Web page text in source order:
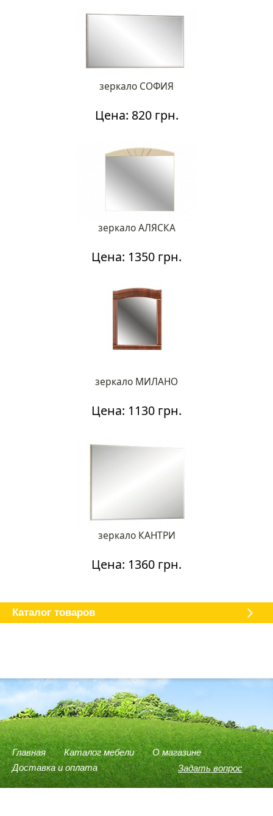
зеркало СОФИЯ
Цена: 820 грн.
зеркало АЛЯСКА
Цена: 1350 грн.
зеркало МИЛАНО
Цена: 1130 грн.
зеркало КАНТРИ
Цена: 1360 грн.
Каталог товаров
Задать вопрос
Главная Каталог мебели
О магазине
Доставка и оплата